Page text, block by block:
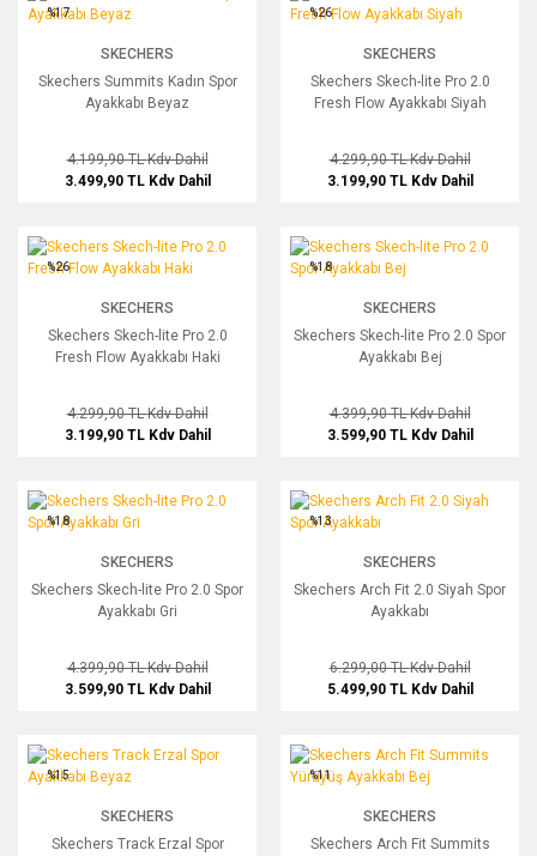
%17
SKECHERS
Skechers Summits Kadın Spor
Ayakkabı Beyaz
4.199,90 TLKdv Dahil
3.499,90 TL Kdv Dahil
%26
SKECHERS
Skechers Skech-lite Pro 2.0
Fresh Flow Ayakkabı Siyah
4.299,90 TLKdv Dahil
3.199,90 TL Kdv Dahil
Skechers Skech-lite Pro 2.0 Fresh Flow Ayakkabı Haki
%26
SKECHERS
Skechers Skech-lite Pro 2.0
Fresh Flow Ayakkabı Haki
4.299,90 TLKdv Dahil
3.199,90 TL Kdv Dahil
Skechers Skech-lite Pro 2.0 Spor
%18
SKECHERS
Skechers Skech-lite Pro 2.0 Spor
Ayakkabı Bej
4.399,90 TLKdv Dahil
3.599,90 TL Kdv Dahil
Skechers Skech-lite Pro 2.0 Spor Ayakkabı Gri
%18
SKECHERS
Skechers Skech-lite Pro 2.0 Spor
Ayakkabı Gri
4.399,90 TLKdv Dahil
3.599,90 TL Kdv Dahil
Skechers Arch Fit 2.0 Siyah Spor
%13
SKECHERS
Skechers Arch Fit 2.0 Siyah Spor
Ayakkabı
6.299,00 TLKdv Dahil
5.499,90 TL Kdv Dahil
Skechers Track Erzal Spor Ayakkabı Beyaz
%15
SKECHERS
Skechers Track Erzal Spor
Skechers Arch Fit Summits Yürüyüş
%11
SKECHERS
Skechers Arch Fit Summits